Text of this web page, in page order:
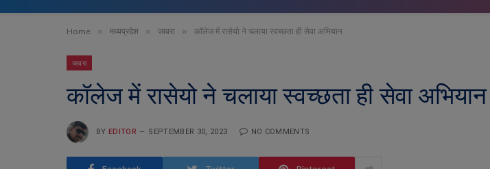
Home » मध्यप्रदेश » जावरा » कॉलेज में रासेयो ने चलाया स्वच्छता ही सेवा अभियान
जावरा
कॉलेज में रासेयो ने चलाया स्वच्छता ही सेवा अभियान
BY EDITOR SEPTEMBER 30, 2023 NO COMMENTS